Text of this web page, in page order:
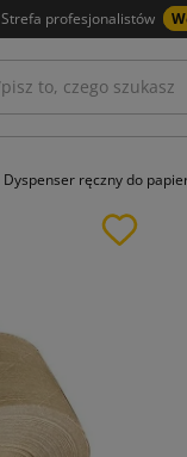
Strefa profesjonalistów
Dyspenser ręczny do